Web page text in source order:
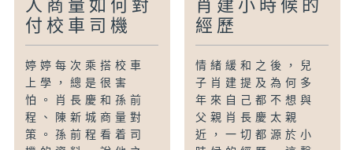
人商量如何對
付校車司機
婷婷每次乘搭校車
上學，總是很害
怕。肖長慶和孫前
程、陳新城商量對
策。孫前程看着司
肖建小時候的
經歷
情緒緩和之後，兒
子肖建提及為何多
年來自己都不想與
父親肖長慶太親
近，一切都源於小